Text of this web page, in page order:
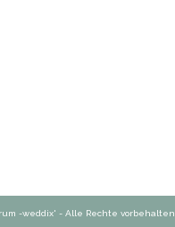
-weddix' - Alle Rechte vorbehalten